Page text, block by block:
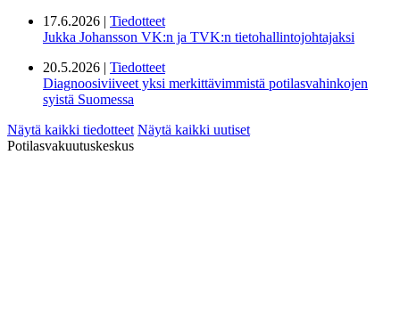
17.6.2026 | Tiedotteet
Jukka Johansson VK:n ja TVK:n tietohallintojohtajaksi
20.5.2026 | Tiedotteet
Diagnoosiviiveet yksi merkittävimmistä potilasvahinkojen
syistä Suomessa
Näytä kaikki tiedotteet Näytä kaikki uutiset
Potilasvakuutuskeskus